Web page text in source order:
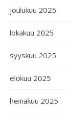
joulukuu 2025
lokakuu 2025
syyskuu 2025
elokuu 2025
heinäkuu 2025